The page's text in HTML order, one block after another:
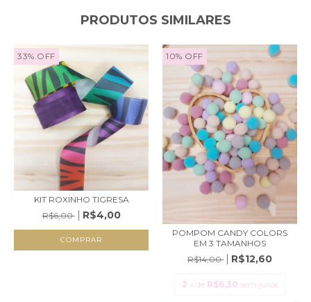
PRODUTOS SIMILARES
33% OFF
KIT ROXINHO TIGRESA
R$6,00
R$4,00
10% OFF
POMPOM CANDY COLORS
EM 3 TAMANHOS
R$14,00
R$12,60
2 x de R$6,30 sem juros